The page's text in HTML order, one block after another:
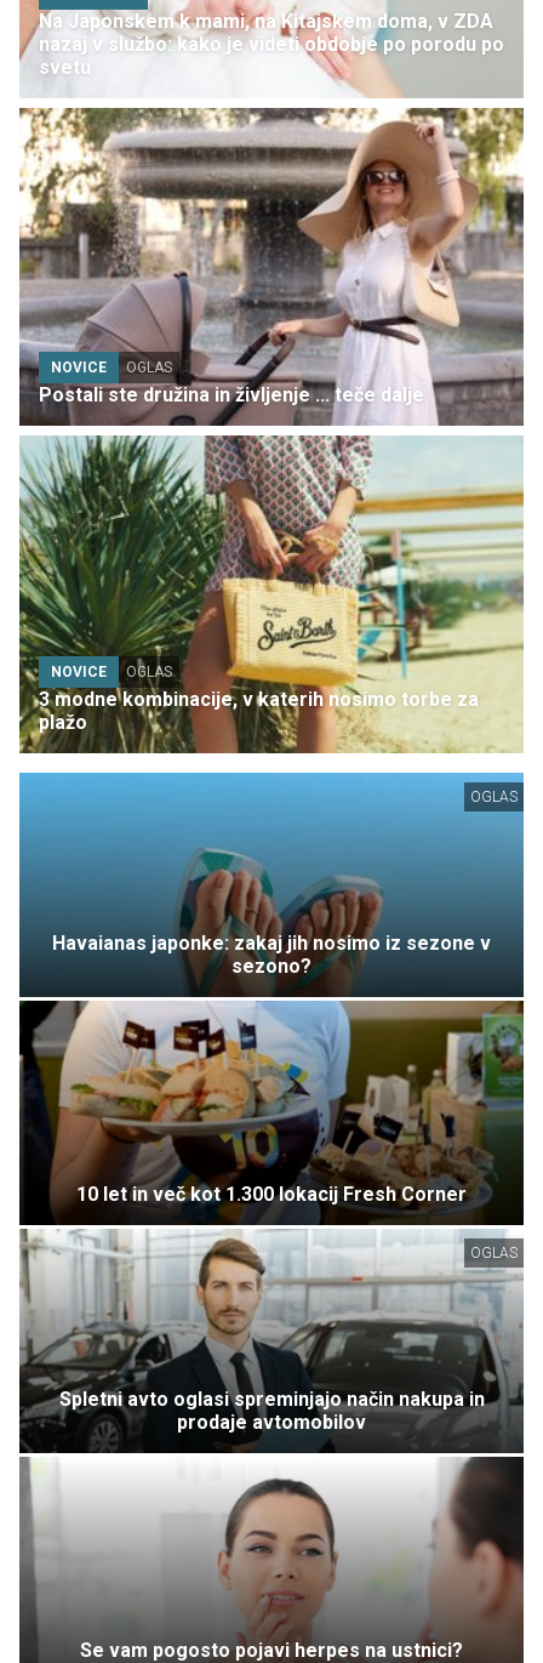
Na Japonskem k mami, na Kitajskem doma, v ZDA
nazaj v službo: kako je videti obdobje po porodu po
svetu
NOVICE OGLAS
Postali ste družina in življenje ... teče dalje
NOVICE OGLAS
3 modne kombinacije, v katerih nosimo torbe za
plažo
OGLAS
Havaianas japonke: zakaj jih nosimo iz sezone v
sezono?
10 let in več kot 1.300 lokacij Fresh Corner
OGLAS
Spletni avto oglasi spreminjajo način nakupa in
prodaje avtomobilov
Se vam pogosto pojavi herpes na ustnici?